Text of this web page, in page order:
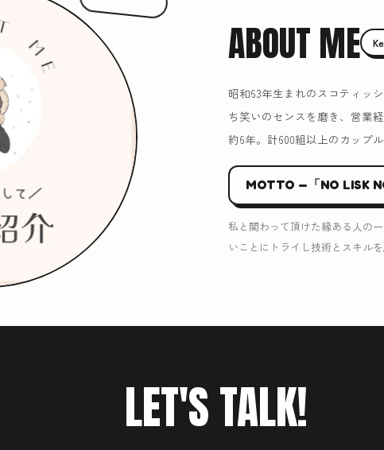
ABOUT ME
昭和63年生まれのスコティッ
ち笑いのセンスを磨き、営業
約6年。計600組以上のカップル
MOTTO —「NO LISK
私と関わって頂けた縁ある人の
いことにトライし技術とスキルを
LET'S TALK!